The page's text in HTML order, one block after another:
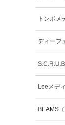
トンボメ
ディーフ
Leeメデ
BEAMS（